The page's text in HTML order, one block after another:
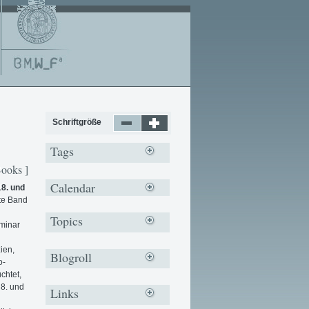
]
und
Band
und
Schriftgröße
Tags
Calendar
Topics
Blogroll
Links